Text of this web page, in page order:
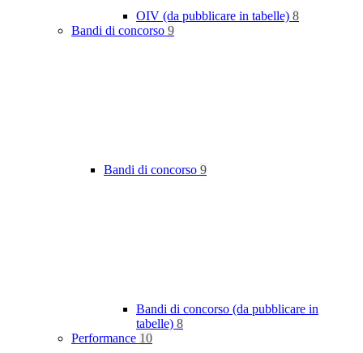
OIV (da pubblicare in tabelle) 8
Bandi di concorso 9
Bandi di concorso 9
Bandi di concorso (da pubblicare in
tabelle) 8
Performance 10